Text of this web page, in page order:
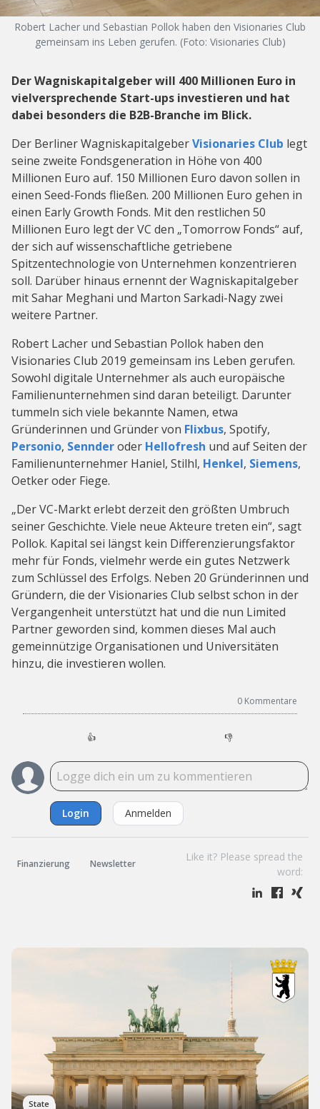
Robert Lacher und Sebastian Pollok haben den Visionaries Club
gemeinsam ins Leben gerufen. (Foto: Visionaries Club)
Der Wagniskapitalgeber will 400 Millionen Euro in
vielversprechende Start-ups investieren und hat
dabei besonders die B2B-Branche im Blick.
Der Berliner WagniskapitalgeberVisionaries Club legt
seine zweite Fondsgeneration in Höhe von 400
Millionen Euro auf. 150 Millionen Euro davon sollen in
einen Seed-Fonds fließen. 200 Millionen Euro gehen in
einen Early Growth Fonds. Mit den restlichen 50
Millionen Euro legt der VC den „Tomorrow Fonds“ auf,
der sich auf wissenschaftliche getriebene
Spitzentechnologie von Unternehmen konzentrieren
soll. Darüber hinaus ernennt der Wagniskapitalgeber
mit Sahar Meghani und Marton Sarkadi-Nagy zwei
weitere Partner.
Robert Lacher und Sebastian Pollok haben den
Visionaries Club 2019 gemeinsam ins Leben gerufen.
Sowohl digitale Unternehmer als auch europäische
Familienunternehmen sind daran beteiligt. Darunter
tummeln sich viele bekannte Namen, etwa
Gründerinnen und Gründer von Flixbus, Spotify,
Personio, Sennderoder Hellofresh und auf Seiten der
Familienunternehmer Haniel, Stilhl, Henkel, Siemens,
Oetker oder Fiege.
„Der VC-Markt erlebt derzeit den größten Umbruch
seiner Geschichte. Viele neue Akteure treten ein“, sagt
Pollok. Kapital sei längst kein Differenzierungsfaktor
mehr für Fonds, vielmehr werde ein gutes Netzwerk
zum Schlüssel des Erfolgs. Neben 20 Gründerinnen und
Gründern, die der Visionaries Club selbst schon in der
Vergangenheit unterstützt hat und die nun Limited
Partner geworden sind, kommen dieses Mal auch
gemeinnützige Organisationen und Universitäten
hinzu, die investieren wollen.
0 Kommentare
👍 👎
Login Anmelden
Finanzierung Newsletter
Like it? Please spread the
word:
State
Berlin